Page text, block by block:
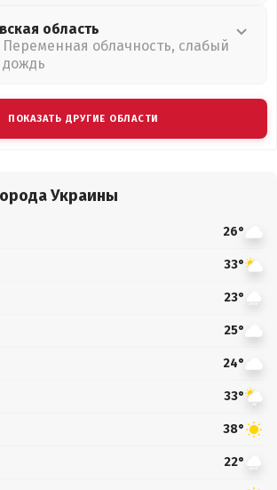
область
Переменная облачность, слабый
дождь
ПОКАЗАТЬ ДРУГИЕ ОБЛАСТИ
Украины
26°
33°
23°
25°
24°
33°
38°
22°